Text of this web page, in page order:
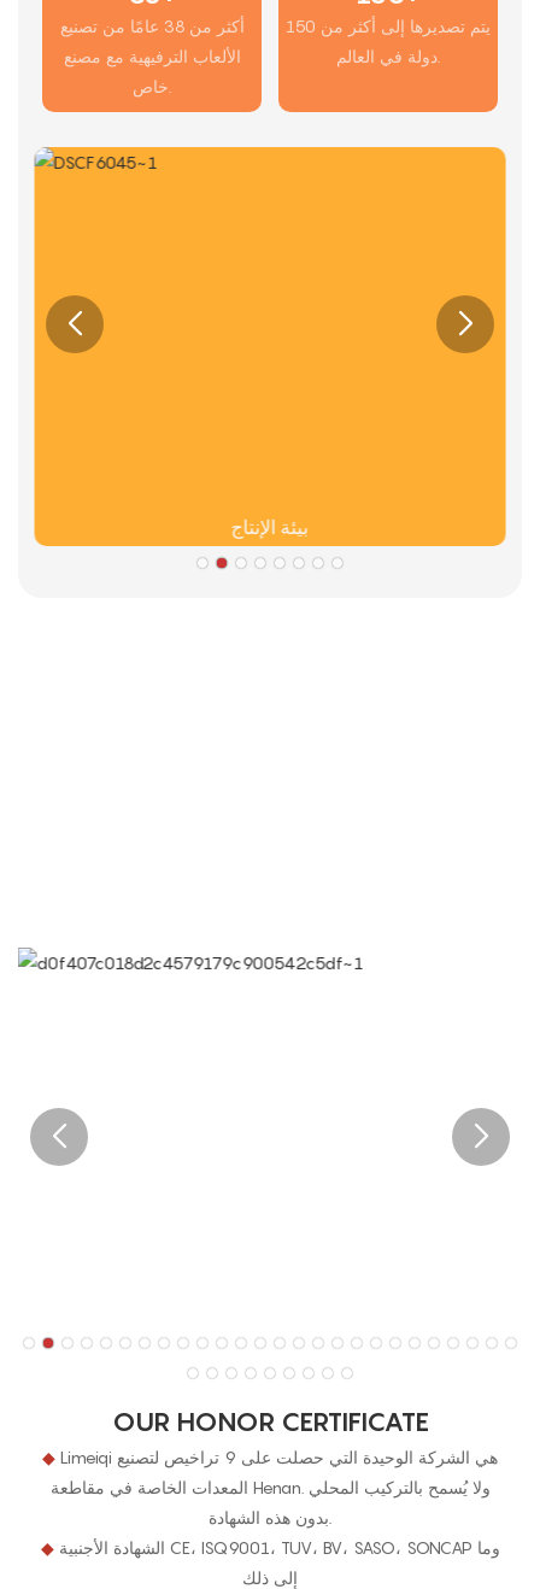
أكثر من 38 عامًا من تصنيع
الألعاب الترفيهية مع مصنع
يتم تصديرها إلى أكثر من 150
دولة في العالم.
بيئة الإنتاج
OUR HONOR CERTIFICATE
◆ Limeiqi هي الشركة الوحيدة التي حصلت على 9 تراخيص لتصنيع
المعدات الخاصة في مقاطعة Henan. ولا يُسمح بالتركيب المحلي
◆ الشهادة الأجنبية CE، ISQ9001، TUV، BV، SASO، SONCAP وما
إلى ذلك